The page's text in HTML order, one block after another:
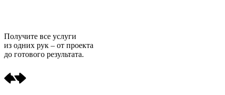
Получите все услуги
из одних рук – от проекта
до готового результата.